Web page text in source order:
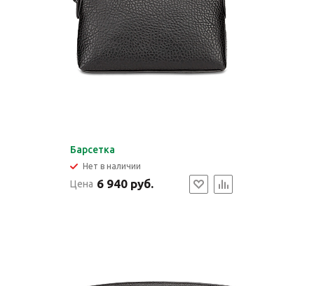
Барсетка
Нет в наличии
Цена 6 940 руб.